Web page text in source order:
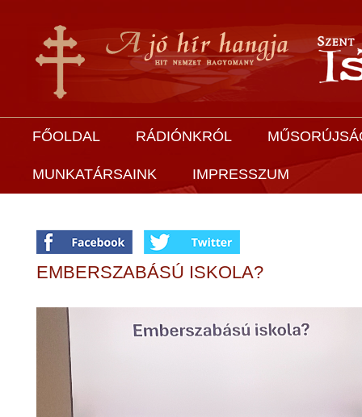
FŐOLDAL RÁDIÓNKRÓL
MUNKATÁRSAINK IMPRESSZUM
EMBERSZABÁSÚ ISKOLA?